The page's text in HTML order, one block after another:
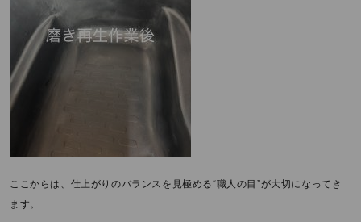
ここからは、仕上がりのバランスを見極める“職人の目”が大切になってき
ます。